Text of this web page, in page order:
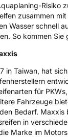
/ Alpine-
(GPSR)
Tech Center
7
Niederlande,
Risiko
zusammen
Wasser schnell
So kommen Sie
in Taiwan, hat
für
Fahrzeuge
Bedarf. Maxxis
in
Marke im